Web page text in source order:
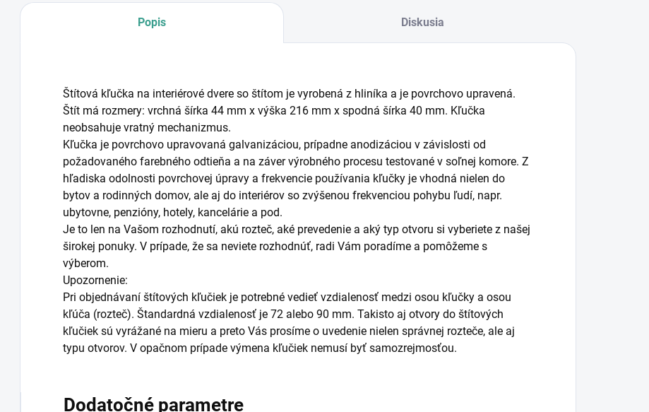
Popis Diskusia
Štítová kľučka na interiérové dvere so štítom je vyrobená z hliníka a je povrchovo upravená.
Štít má rozmery: vrchná šírka 44 mm x výška 216 mm x spodná šírka 40 mm. Kľučka
neobsahuje vratný mechanizmus.
Kľučka je povrchovo upravovaná galvanizáciou, prípadne anodizáciou v závislosti od
požadovaného farebného odtieňa a na záver výrobného procesu testované v soľnej komore. Z
hľadiska odolnosti povrchovej úpravy a frekvencie používania kľučky je vhodná nielen do
bytov a rodinných domov, ale aj do interiérov so zvýšenou frekvenciou pohybu ľudí, napr.
ubytovne, penzióny, hotely, kancelárie a pod.
Je to len na Vašom rozhodnutí, akú rozteč, aké prevedenie a aký typ otvoru si vyberiete z našej
širokej ponuky. V prípade, že sa neviete rozhodnúť, radi Vám poradíme a pomôžeme s
výberom.
Upozornenie:
Pri objednávaní štítových kľučiek je potrebné vedieť vzdialenosť medzi osou kľučky a osou
kľúča (rozteč). Štandardná vzdialenosť je 72 alebo 90 mm. Takisto aj otvory do štítových
kľučiek sú vyrážané na mieru a preto Vás prosíme o uvedenie nielen správnej rozteče, ale aj
typu otvorov. V opačnom prípade výmena kľučiek nemusí byť samozrejmosťou.
Dodatočné parametre